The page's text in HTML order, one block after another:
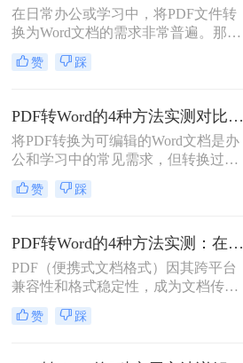
在日常办公或学习中，将PDF文件转
换为Word文档的需求非常普遍。那么
pdf怎么免费转换成word文档呢？本文
将重点介绍三种免费且无需专业技能
赞 踩
PDF转Word的4种方法实测对比：在线工具、Adobe Acrobat、Word内置与OCR识别方案选择！
将PDF转换为可编辑的Word文档是办
公和学习中的常见需求，但转换过程
中常出现格式错乱、图片丢失等问
题。那么pdf文档怎么转换成word格式
助你高效完成转换。
赞 踩
PDF转Word的4种方法实测：在线工具、Word、Adobe与开源软件对比！！
PDF（便携式文档格式）因其跨平台
兼容性和格式稳定性，成为文档传输
的首选格式。然而，当我们需要编辑
文档内容时，将其转换为Word格式
赞 踩